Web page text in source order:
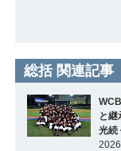
総括 関連記事
と
光続